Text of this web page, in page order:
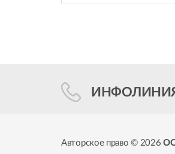
Авторское право © 2026